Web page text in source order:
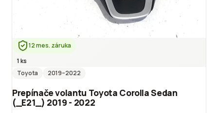
12 mes. záruka
1 ks
Toyota
2019–2022
Prepínače volantu Toyota Corolla Sedan
(_E21_) 2019 - 2022